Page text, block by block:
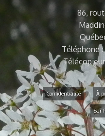
86,
Téléphone
Télécopieur
Confidentialité À
Sur